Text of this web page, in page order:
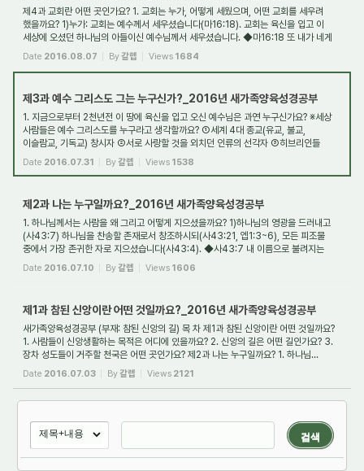
제4과 교회란 어떤 곳인가요? 1. 교회는 누가, 어떻게 세웠으며, 어떤 교회를 세우려
했을까요? 1)누가: 교회는 예수께서 세우셨습니다(마16:18). 교회는 육신을 입고 이
세상에 오셨던 하나님의 아들이신 예수님께서 세우셨습니다. ◆마16:18 또 내가 네게
Date 2016.08.07 By갈렙 Views 1684
제3과 예수 그리스도 그는 누구신가?_2016년 새가족양육성경공부
1. 지금으로부터 2천년전 이 땅에 육신을 입고 오신 예수님은 과연 누구신가요? ※세상
사람들은 예수 그리스도를 누구라고 생각할까요? ①세계 4대 종교(유교, 불교,
이슬람교, 기독교) 창시자 ②서로 사랑할 것을 외치던 인류의 선각자 ③히브리인들
Date 2016.07.31 By갈렙 Views 1538
제2과 나는 누구일까요?_2016년 새가족양육성경공부
1. 하나님께서는 사람을 왜 그리고 어떻게 지으셨을까요? 1)하나님의 영광을 드러내고
(사43:7) 하나님을 찬송할 존재로서 창조하시되(사43:21, 엡1:3~6), 모든 피조물
중에서 가장 존귀한 자로 지으셨습니다(사43:4). ◆사43:7 내 이름으로 불려지는
Date 2016.07.10 By갈렙 Views 1606
제1과 참된 신앙이란 어떤 것일까요?_2016년 새가족양육성경공부
새가족양육성경공부 (부재: 참된 신앙의 길) 목 차 제1과 참된 신앙이란 어떤 것일까요?
1. 사람들이 신앙생활하는 목적은 어디에 있을까요? 2. 신앙의 길은 어떤 길인가요? 3.
장차 성도들이 거주할 천국은 어떤 곳인가요? 제2과 나는 누구일까요? 1. 하나님...
Date 2016.07.03 By갈렙 Views 2121
검색